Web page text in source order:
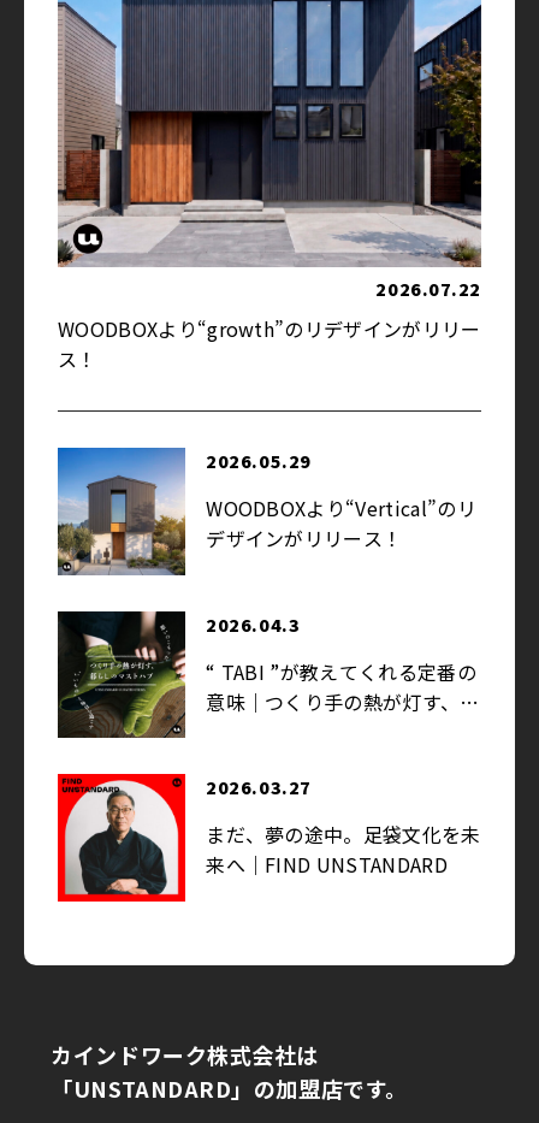
2026.07.22
WOODBOXより“growth”のリデザインがリリー
ス！
2026.05.29
WOODBOXより“Vertical”のリ
デザインがリリース！
2026.04.3
“ TABI ”が教えてくれる定番の
意味｜つくり手の熱が灯す、暮
2026.03.27
まだ、夢の途中。足袋文化を未
来へ｜FIND UNSTANDARD
す広大なワンルーム｜イエの探
求
カインドワーク株式会社は
「UNSTANDARD」の加盟店です。